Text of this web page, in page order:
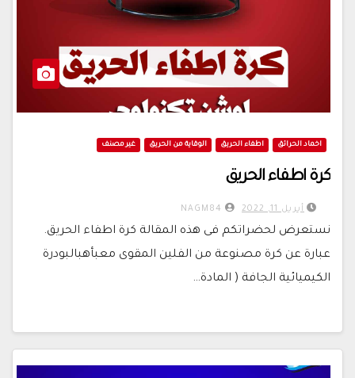
اخماد الحرائق اطفاء الحريق الوقاية من الحريق غير مصنف
كرة اطفاء الحريق
أبريل 11, 2022
نستعرض لحضراتكم فى هذه المقالة كرة اطفاء الحريق.
عبارة عن كرة مصنوعة من الفلين المقوى معبأهبالبودرة
الكيميائية الجافة ( المادة…